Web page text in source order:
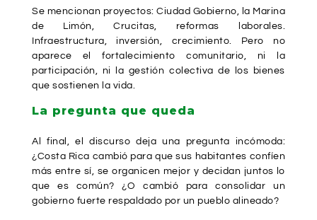
Se mencionan proyectos: Ciudad Gobierno, la Marina
de Limón, Crucitas, reformas laborales.
Infraestructura, inversión, crecimiento. Pero no
aparece el fortalecimiento comunitario, ni la
participación, ni la gestión colectiva de los bienes
que sostienen la vida.
La pregunta que queda
Al final, el discurso deja una pregunta incómoda:
¿Costa Rica cambió para que sus habitantes confíen
más entre sí, se organicen mejor y decidan juntos lo
que es común? ¿O cambió para consolidar un
gobierno fuerte respaldado por un pueblo alineado?